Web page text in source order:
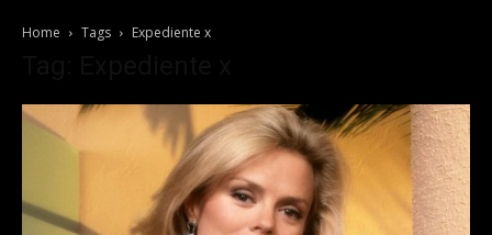
Home Tags Expediente x